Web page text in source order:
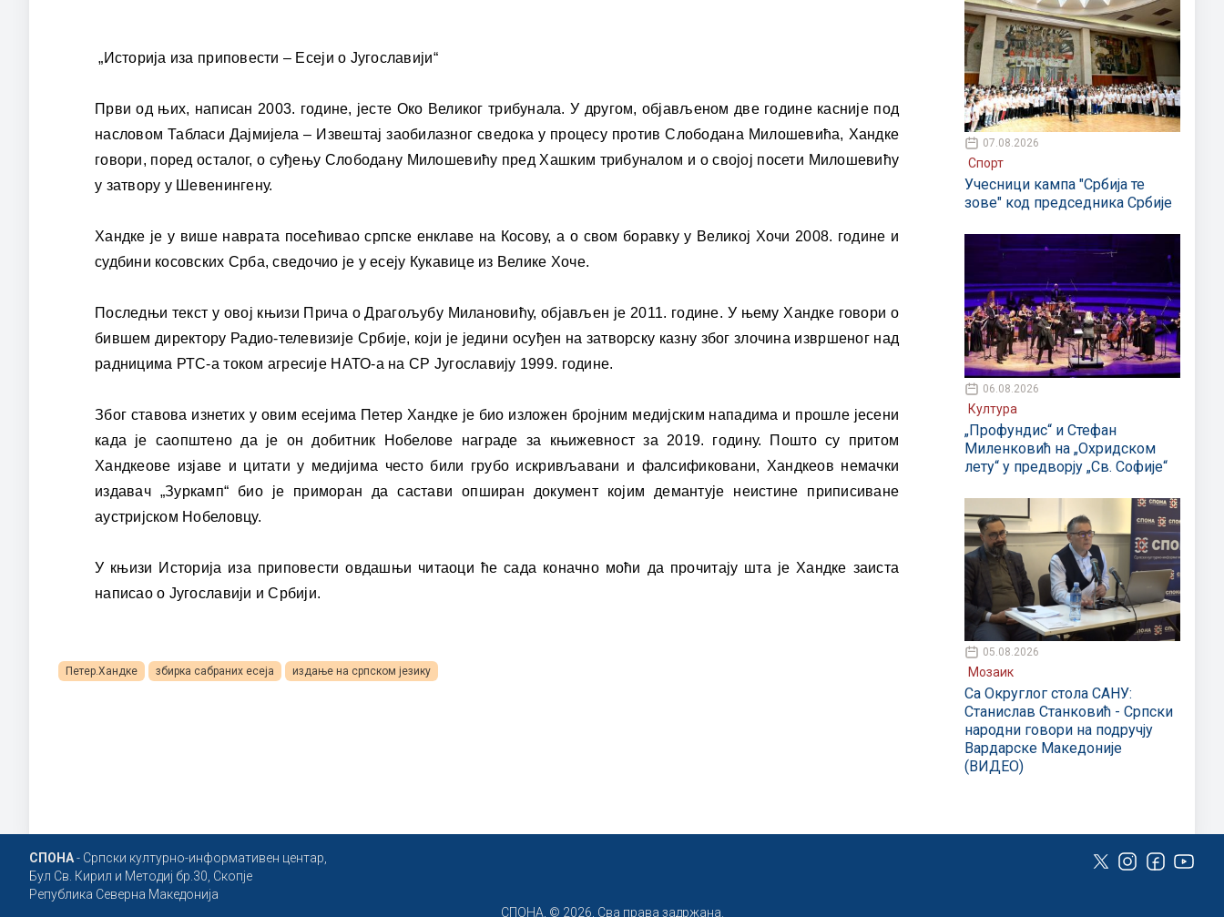
„Историја иза приповести – Есеји о Југославији“
Први од њих, написан 2003. године, јесте Око Великог трибунала. У другом, објављеном две године касније под
насловом Табласи Дајмијела – Извештај заобилазног сведока у процесу против Слободана Милошевића, Хандке
говори, поред осталог, о суђењу Слободану Милошевићу пред Хашким трибуналом и о својој посети Милошевићу
у затвору у Шевенингену.
Хандке је у више наврата посећивао српске енклаве на Косову, а о свом боравку у Великој Хочи 2008. године и
судбини косовских Срба, сведочио је у есеју Кукавице из Велике Хоче.
Последњи текст у овој књизи Прича о Драгољубу Милановићу, објављен је 2011. године. У њему Хандке говори о
бившем директору Радио-телевизије Србије, који је једини осуђен на затворску казну због злочина извршеног над
радницима РТС-а током агресије НАТО-а на СР Југославију 1999. године.
Због ставова изнетих у овим есејима Петер Хандке је био изложен бројним медијским нападима и прошле јесени
када је саопштено да је он добитник Нобелове награде за књижевност за 2019. годину. Пошто су притом
Хандкеове изјаве и цитати у медијима често били грубо искривљавани и фалсификовани, Хандкеов немачки
издавач „Зуркамп“ био је приморан да састави опширан документ којим демантује неистине приписиване
аустријском Нобеловцу.
У књизи Историја иза приповести овдашњи читаоци ће сада коначно моћи да прочитају шта је Хандке заиста
написао о Југославији и Србији.
Петер.Хандке збирка сабраних есеја издање на српском језику
07.08.2026
Спорт
Учесници кампа "Србија те
зове" код председника Србије
06.08.2026
Култура
„Профундис“ и Стефан
Миленковић на „Охридском
лету“ у предворју „Св. Софије“
05.08.2026
Мозаик
Са Округлог стола САНУ:
Станислав Станковић - Српски
народни говори на подручју
Вардарске Македоније
(ВИДЕО)
СПОНА- Српски културно-информативен центар,
Бул Св. Кирил и Методиј бр.30, Скопје
Република Северна Македонија
СПОНА, © 2026, Сва права задржана.